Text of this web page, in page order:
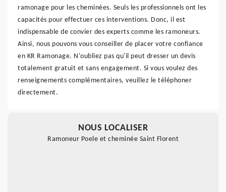
ramonage pour les cheminées. Seuls les professionnels ont les
capacités pour effectuer ces interventions. Donc, il est
indispensable de convier des experts comme les ramoneurs.
Ainsi, nous pouvons vous conseiller de placer votre confiance
en KR Ramonage. N'oubliez pas qu'il peut dresser un devis
totalement gratuit et sans engagement. Si vous voulez des
renseignements complémentaires, veuillez le téléphoner
directement.
NOUS LOCALISER
Ramoneur Poele et cheminée Saint Florent